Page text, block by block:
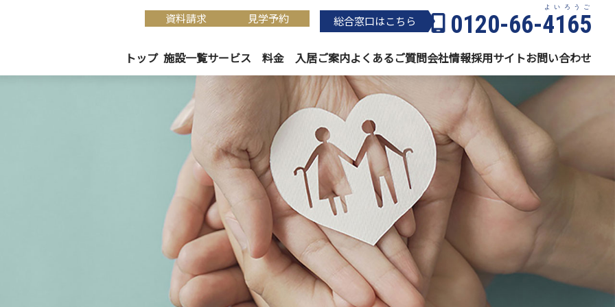
資料請求 見学予約 総合窓⼝はこちら 0120-66-4165
よいろうご
トップ 施設一覧サービス 料金 入居ご案内よくあるご質問会社情報採用サイトお問い合わせ